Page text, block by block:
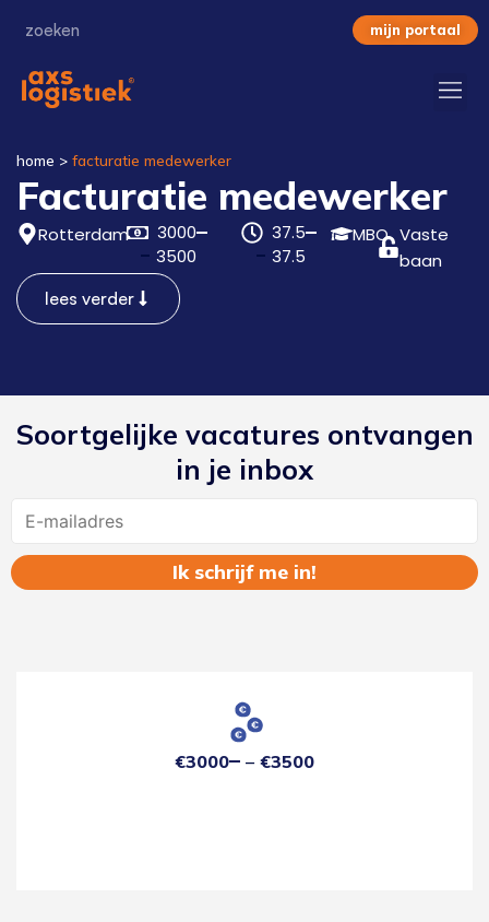
mijn portaal
home > facturatie medewerker
Facturatie medewerker
Rotterdam
3000
3500
37.5
37.5
MBO Vaste
baan
lees verder
Soortgelijke vacatures ontvangen
in je inbox
€3000 €3500